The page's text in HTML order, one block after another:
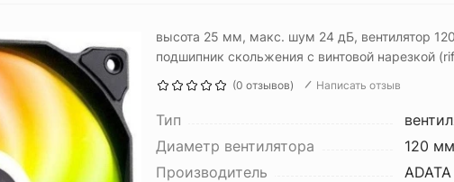
высота 25 мм, макс. шум 24 дБ, вентилятор
подшипник скольжения с винтовой нарезкой
(0 отзывов) Написать отзыв
Тип
Диаметр вентилятора
120 мм
Производитель
ADATA